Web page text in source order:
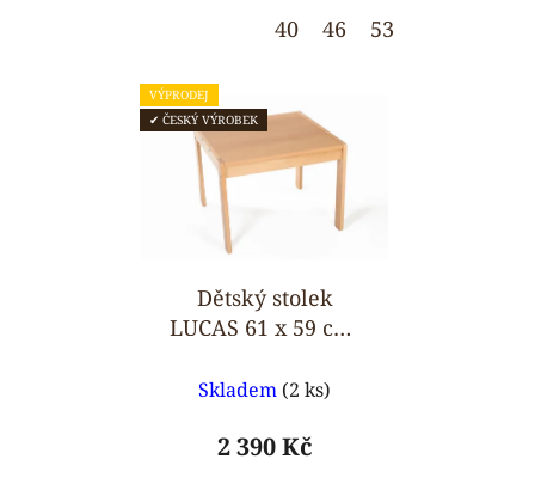
40 46 53
VÝPRODEJ
✔ ČESKÝ VÝROBEK
Dětský stolek
LUCAS 61 x 59 cm,
masivuhodnocení
produktu
Skladem (2 ks)
2 390 Kč